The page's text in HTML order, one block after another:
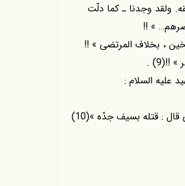
ولقد وجدنا ـ كما دلّت
» !!
، بخلاف المرتضى » !!
!!(9) .
عليه السلام :
قال العلاّمة المنّاوي : « وقد غلب على ابن العربي الغضّ من أهل البيت حتّى قال : قتله بسيف جدّه »(10)